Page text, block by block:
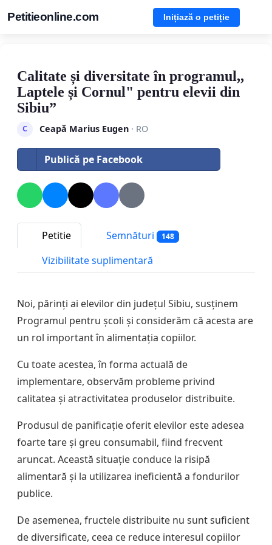
Petitieonline.com Inițiază o petiție
Calitate și diversitate în programul,,
Laptele și Cornul" pentru elevii din
Sibiu”
C Ceapă Marius Eugen· RO
Publică pe Facebook
Petitie Semnături 148
Vizibilitate suplimentară
Noi, părinți ai elevilor din județul Sibiu, susținem
Programul pentru școli și considerăm că acesta are
un rol important în alimentația copiilor.
Cu toate acestea, în forma actuală de
implementare, observăm probleme privind
calitatea și atractivitatea produselor distribuite.
Produsul de panificație oferit elevilor este adesea
foarte tare și greu consumabil, fiind frecvent
aruncat. Această situație conduce la risipă
alimentară și la utilizarea ineficientă a fondurilor
publice.
De asemenea, fructele distribuite nu sunt suficient
de diversificate, ceea ce reduce interesul copiilor